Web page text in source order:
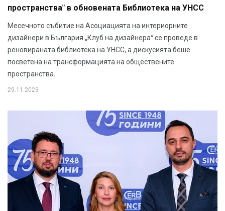
пространства" в обновената Библиотека на УНСС
Месечното събитие на Асоциацията на интериорните
дизайнери в България „Клуб на дизайнера“ се проведе в
реновираната библиотека на УНСС, а дискусията беше
посветена на трансформацията на обществените
пространства.
29.11.2023